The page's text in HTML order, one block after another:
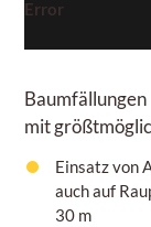
Error
Baumfällungen
mit
Einsatz von
auch auf
30 m